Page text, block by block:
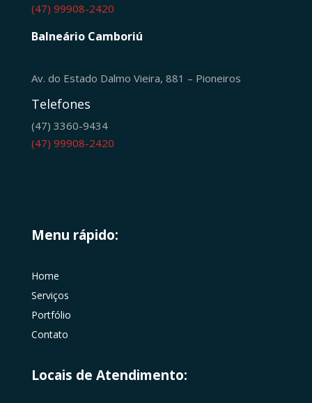
(47) 99908-2420
Balneário Camboriú
Av. do Estado Dalmo Vieira, 881 – Pioneiros
Telefones
(47) 3360-9434
(47) 99908-2420
Menu rápido:
Home
Serviços
Portfólio
Contato
Locais de Atendimento: